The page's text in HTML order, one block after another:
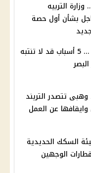
التربيه
بشأن أول حصة
ضعف البصر المفاجئ ... 5 أسباب قد لا تنتبه
تتصدر التريند
عن العمل
السكك الحديدية
الوجهين